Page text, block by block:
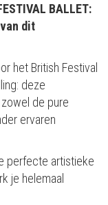
BALLET:
dit
het British Festival
deze
de pure
ervaren
perfecte artistieke
je helemaal